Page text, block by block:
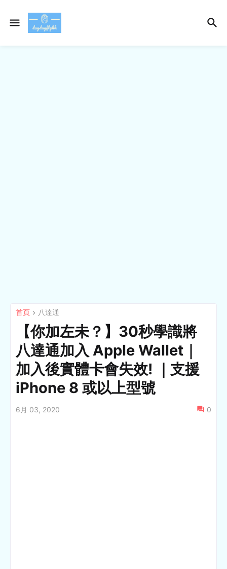
首頁 八達通
【你加左未？】30秒學識將
八達通加入 Apple Wallet｜
加入後實體卡會失效! ｜支援
iPhone 8 或以上型號
6月 03, 2020 0